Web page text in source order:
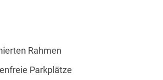
Rahmen
Parkplätze